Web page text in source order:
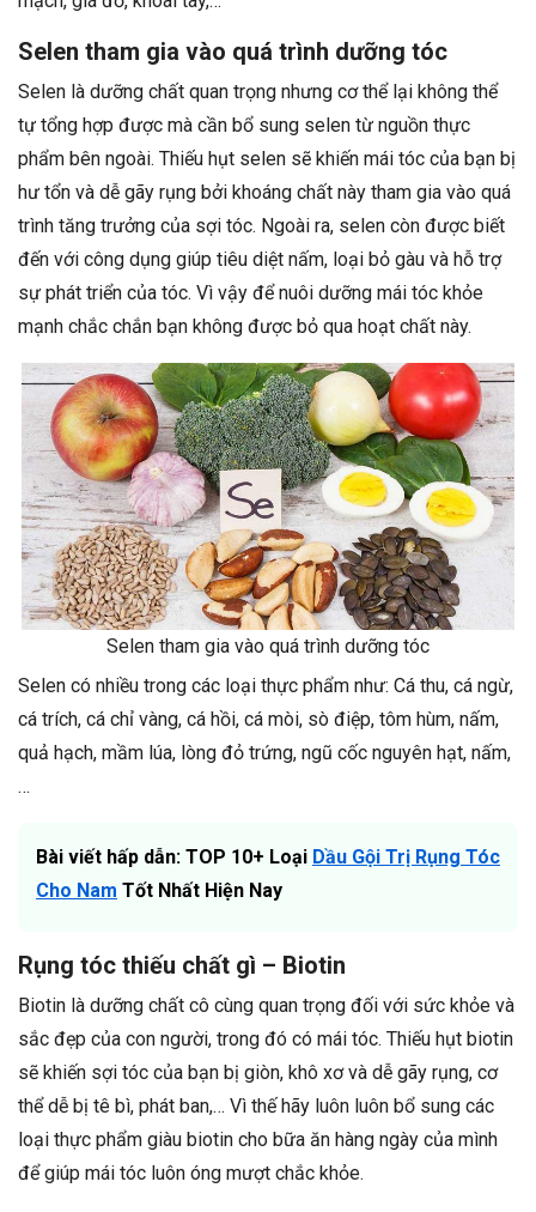
Selen tham gia vào quá trình dưỡng tóc
Selen là dưỡng chất quan trọng nhưng cơ thể lại không thể
tự tổng hợp được mà cần bổ sung selen từ nguồn thực
phẩm bên ngoài. Thiếu hụt selen sẽ khiến mái tóc của bạn bị
hư tổn và dễ gãy rụng bởi khoáng chất này tham gia vào quá
trình tăng trưởng của sợi tóc. Ngoài ra, selen còn được biết
đến với công dụng giúp tiêu diệt nấm, loại bỏ gàu và hỗ trợ
sự phát triển của tóc. Vì vậy để nuôi dưỡng mái tóc khỏe
mạnh chắc chắn bạn không được bỏ qua hoạt chất này.
Selen tham gia vào quá trình dưỡng tóc
Selen có nhiều trong các loại thực phẩm như: Cá thu, cá ngừ,
cá trích, cá chỉ vàng, cá hồi, cá mòi, sò điệp, tôm hùm, nấm,
quả hạch, mầm lúa, lòng đỏ trứng, ngũ cốc nguyên hạt, nấm,
…
Bài viết hấp dẫn: TOP 10+ Loại Dầu Gội Trị Rụng Tóc
Cho Nam Tốt Nhất Hiện Nay
Rụng tóc thiếu chất gì – Biotin
Biotin là dưỡng chất cô cùng quan trọng đối với sức khỏe và
sắc đẹp của con người, trong đó có mái tóc. Thiếu hụt biotin
sẽ khiến sợi tóc của bạn bị giòn, khô xơ và dễ gãy rụng, cơ
thể dễ bị tê bì, phát ban,… Vì thế hãy luôn luôn bổ sung các
loại thực phẩm giàu biotin cho bữa ăn hàng ngày của mình
để giúp mái tóc luôn óng mượt chắc khỏe.